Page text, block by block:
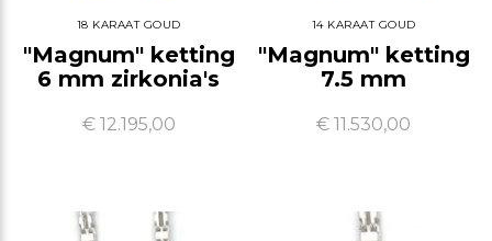
18 KARAAT GOUD
"Magnum" ketting
6 mm zirkonia's
€ 12.195,00
14 KARAAT GOUD
"Magnum" ketting
7.5 mm
€ 11.530,00